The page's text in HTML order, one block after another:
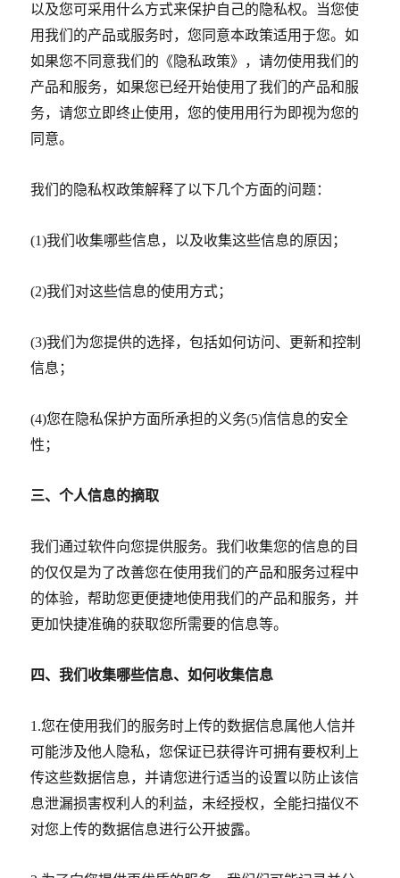
以及您可采用什么方式来保护自己的隐私权。当您使
用我们的产品或服务时，您同意本政策适用于您。如
如果您不同意我们的《隐私政策》，请勿使用我们的
产品和服务，如果您已经开始使用了我们的产品和服
务，请您立即终止使用，您的使用用行为即视为您的
同意。
我们的隐私权政策解释了以下几个方面的问题：
(1)我们收集哪些信息，以及收集这些信息的原因；
(2)我们对这些信息的使用方式；
(3)我们为您提供的选择，包括如何访问、更新和控制
信息；
(4)您在隐私保护方面所承担的义务(5)信信息的安全
性；
三、个人信息的摘取
我们通过软件向您提供服务。我们收集您的信息的目
的仅仅是为了改善您在使用我们的产品和服务过程中
的体验，帮助您更便捷地使用我们的产品和服务，并
更加快捷准确的获取您所需要的信息等。
四、我们收集哪些信息、如何收集信息
1.您在使用我们的服务时上传的数据信息属他人信并
可能涉及他人隐私，您保证已获得许可拥有要权利上
传这些数据信息，并请您进行适当的设置以防止该信
息泄漏损害杈利人的利益，未经授权，全能扫描仪不
对您上传的数据信息进行公开披露。